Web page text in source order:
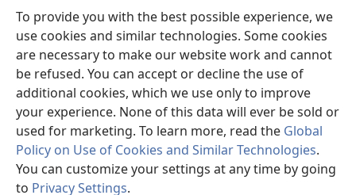
To provide you with the best possible experience, we
use cookies and similar technologies. Some cookies
are necessary to make our website work and cannot
be refused. You can accept or decline the use of
additional cookies, which we use only to improve
your experience. None of this data will ever be sold or
used for marketing. To learn more, read the Global
Policy on Use of Cookies and Similar Technologies.
You can customize your settings at any time by going
to Privacy Settings.
window)
ওয়াচটাওয়ার অনলাইন লাইব্রেরি
(opens
new
window)
®
(opens
new
JW লাইব্রেরি অ্যাপ
Copyright© 2026 Watch Tower Bible and Tract Society of Pennsylvania.